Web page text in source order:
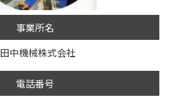
事業所名
田中機械株式会社
電話番号